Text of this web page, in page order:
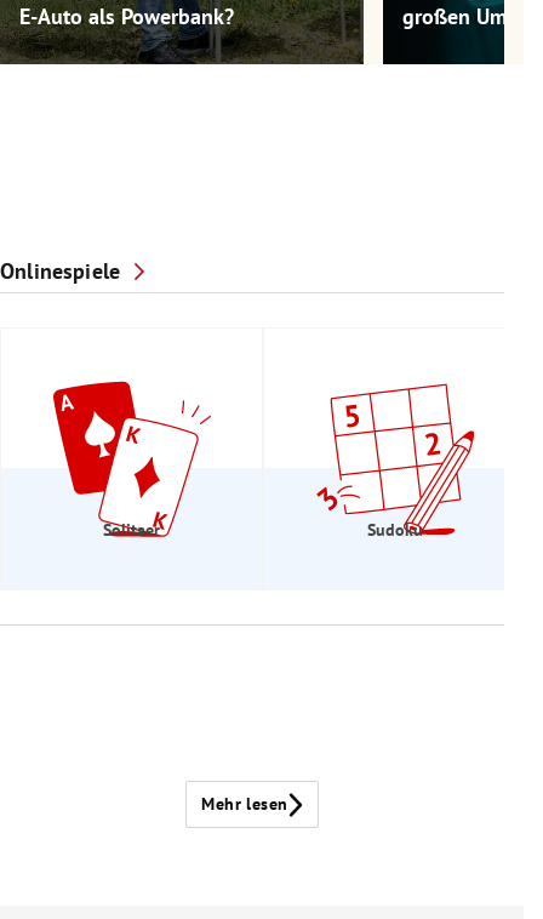
E-Auto als Powerbank?
großen
Onlinespiele
Solitaer Sudoku
Mehr lesen